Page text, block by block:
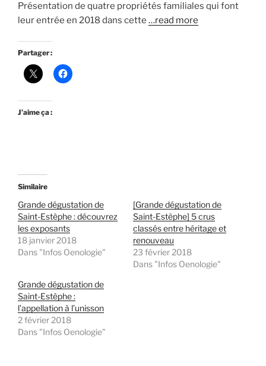
Présentation de quatre propriétés familiales qui font
leur entrée en 2018 dans cette …read more
Partager :
J’aime ça :
Similaire
Grande dégustation de
Saint-Estèphe : découvrez
les exposants
18 janvier 2018
Dans "Infos Oenologie"
[Grande dégustation de
Saint-Estèphe] 5 crus
classés entre héritage et
renouveau
23 février 2018
Dans "Infos Oenologie"
Grande dégustation de
Saint-Estèphe :
l’appellation à l’unisson
2 février 2018
Dans "Infos Oenologie"